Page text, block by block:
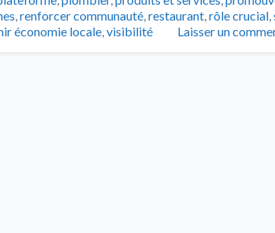
,renforcer communauté,restaurant,rôle crucial,
économie locale,visibilité Laisser un